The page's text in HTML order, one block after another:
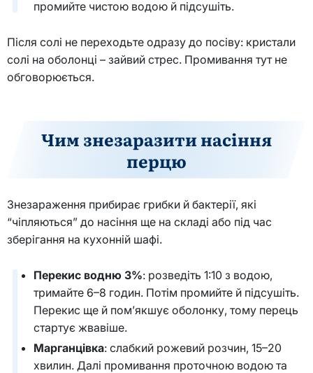
промийте чистою водою й підсушіть.
Після солі не переходьте одразу до посіву: кристали
солі на оболонці – зайвий стрес. Промивання тут не
обговорюється.
Чим знезаразити насіння
перцю
Знезараження прибирає грибки й бактерії, які
“чіпляються” до насіння ще на складі або під час
зберігання на кухонній шафі.
Перекис водню 3%: розведіть 1:10 з водою,
тримайте 6–8 годин. Потім промийте й підсушіть.
Перекис ще й пом’якшує оболонку, тому перець
стартує жвавіше.
Марганцівка: слабкий рожевий розчин, 15–20
хвилин. Далі промивання проточною водою та